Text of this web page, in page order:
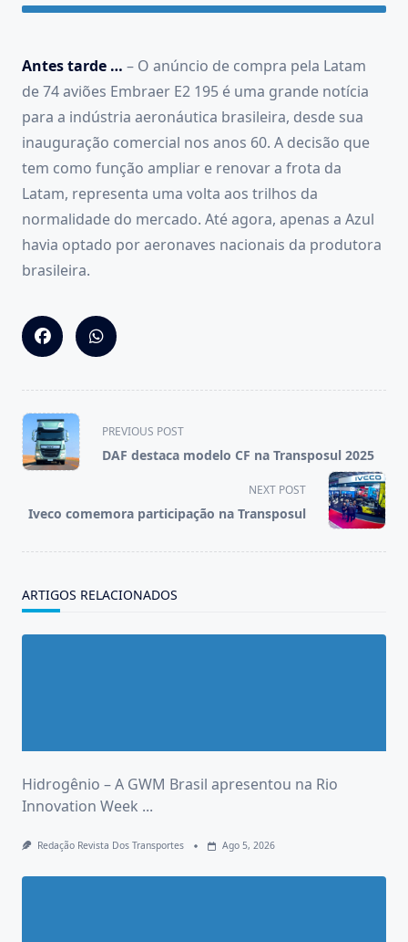
Antes tarde … – O anúncio de compra pela Latam
de 74 aviões Embraer E2 195 é uma grande notícia
para a indústria aeronáutica brasileira, desde sua
inauguração comercial nos anos 60. A decisão que
tem como função ampliar e renovar a frota da
Latam, representa uma volta aos trilhos da
normalidade do mercado. Até agora, apenas a Azul
havia optado por aeronaves nacionais da produtora
brasileira.
<span
class="nav-
subtitle
reader-
PREVIOUS POST
DAF destaca modelo CF na Transposul 2025
NEXT POST
Iveco comemora participação na Transposul
ARTIGOS RELACIONADOS
Hidrogênio – A GWM Brasil apresentou na Rio
Innovation Week ...
Redação Revista Dos Transportes Ago 5, 2026